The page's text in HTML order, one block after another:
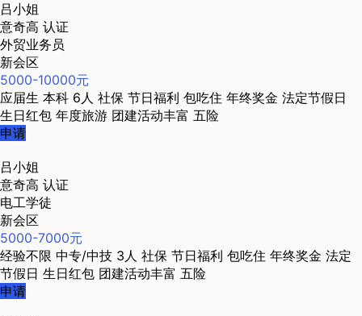
吕小姐
意奇高 认证
外贸业务员
新会区
5000-10000元
应届生 本科 6人 社保 节日福利 包吃住 年终奖金 法定节假日
生日红包 年度旅游 团建活动丰富 五险
申请
吕小姐
意奇高 认证
电工学徒
新会区
5000-7000元
经验不限 中专/中技 3人 社保 节日福利 包吃住 年终奖金 法定
节假日 生日红包 团建活动丰富 五险
申请